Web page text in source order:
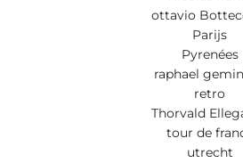
ottavio
Parijs
Pyrenées
raphael
retro
Thorvald
tour de
utrecht